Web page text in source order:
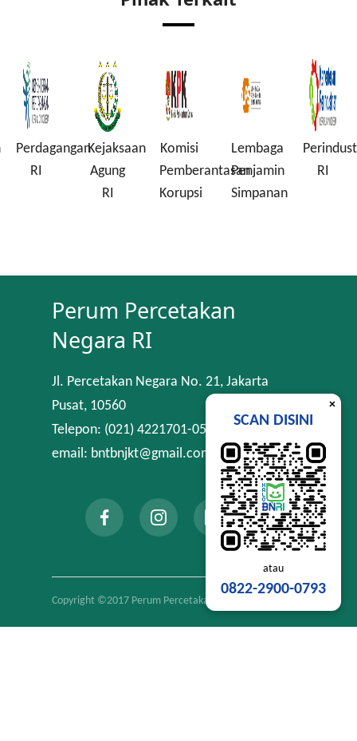
Perdagangan
RI
Kejaksaan
Agung
RI
Komisi
Pemberantasan
Korupsi
Lembaga
Penjamin
Simpanan
RI
Perum Percetakan
Negara RI
Jl. Percetakan Negara No. 21, Jakarta
Pusat, 10560
Telepon: (021) 4221701-05
email: bntbnjkt@gmail.com
Copyright ©2017 Perum Percetakan Negara RI
×
SCAN DISINI
atau
0822-2900-0793